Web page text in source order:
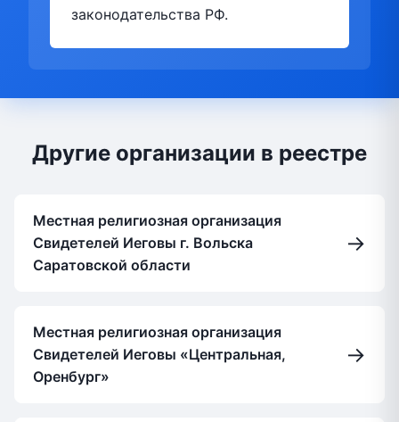
законодательства РФ.
Другие организации в реестре
Местная религиозная организация
Свидетелей Иеговы г. Вольска
Саратовской области
→
Местная религиозная организация
Свидетелей Иеговы «Центральная,
Оренбург»
→